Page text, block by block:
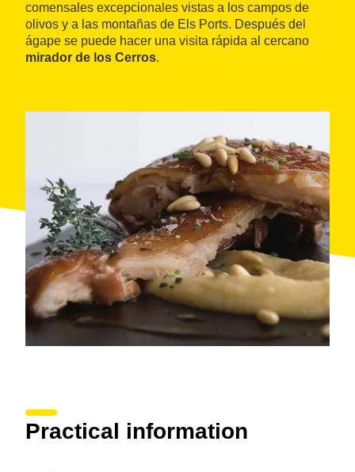
comensales excepcionales vistas a los campos de
olivos y a las montañas de Els Ports. Después del
ágape se puede hacer una visita rápida al cercano
mirador de los Cerros.
Practical information